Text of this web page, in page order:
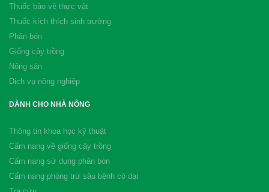
Thuốc bảo vệ thực vật
Thuốc kích thích sinh trưởng
Phân bón
Giống cây trồng
Nông sản
Dịch vụ nông nghiệp
DÀNH CHO NHÀ NÔNG
Thông tin khoa học kỹ thuật
Cẩm nang về giống cây trồng
Cẩm nang sử dụng phân bón
Cẩm nang phòng trừ sâu bệnh cỏ dại